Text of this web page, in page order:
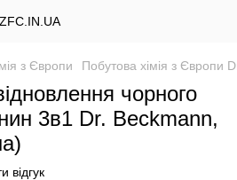
з Європи Побутова хімія з Європи
чорного
3в1 Dr. Beckmann,
відгук